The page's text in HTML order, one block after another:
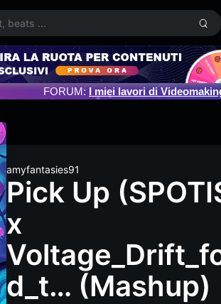
FORUM: I miei lavori di
amyfantasies91
Pick Up
x
d_t… (Mashup)